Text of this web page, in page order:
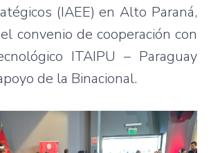
(IAEE) en Alto Paraná,
convenio de cooperación con
ITAIPU – Paraguay
de la Binacional.